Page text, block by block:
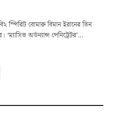
স্পিরিট বোমারু বিমান ইরানের তিন
অর্ডন্যান্স পেনিট্রেটর’…